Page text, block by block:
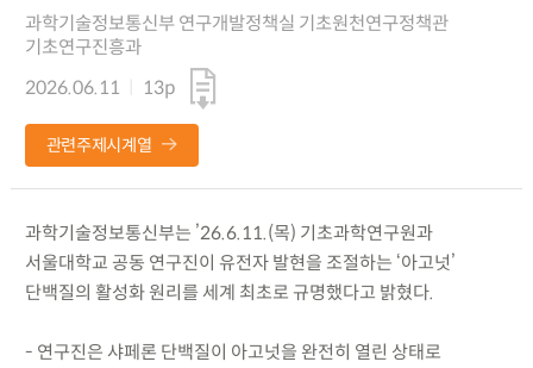
과학기술정보통신부 연구개발정책실 기초원천연구정책관
기초연구진흥과
2026.06.11
13p
관련주제시계열
과학기술정보통신부는 ’26.6.11.(목) 기초과학연구원과
서울대학교 공동 연구진이 유전자 발현을 조절하는 ‘아고넛’
단백질의 활성화 원리를 세계 최초로 규명했다고 밝혔다.
- 연구진은 샤페론 단백질이 아고넛을 완전히 열린 상태로